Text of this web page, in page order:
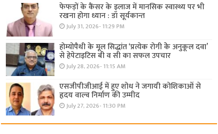
फेफड़ों के कैंसर के इलाज में मानसिक स्वास्थ्य पर भी
रखना होगा ध्यान : डॉ सूर्यकान्त
July 31, 2026- 11:29 PM
होम्योपैथी के मूल सिद्धांत ‘प्रत्येक रोगी केे अनुकूल दवा’
से हेपेटाइटिस बी व सी का सफल उपचार
July 28, 2026- 11:15 AM
एसजीपीजीआई में हुए शोध ने जगायी कोशिकाओं से
हृदय वाल्व निर्माण की उम्मीद
July 27, 2026- 11:30 PM